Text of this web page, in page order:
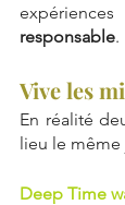
responsable.
Vive les
En réalité
lieu le même
Deep Time